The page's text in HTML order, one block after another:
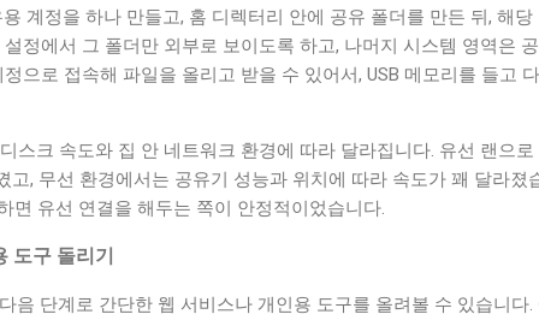
계정을 하나 만들고, 홈 디렉터리 안에 공유 폴더를 만든 뒤, 해
정에서 그 폴더만 외부로 보이도록 하고, 나머지 시스템 영역은
으로 접속해 파일을 올리고 받을 수 있어서, USB 메모리를 들고
스크 속도와 집 안 네트워크 환경에 따라 달라집니다. 유선 랜으
고, 무선 환경에서는 공유기 성능과 위치에 따라 속도가 꽤 달라졌
면 유선 연결을 해두는 쪽이 안정적이었습니다.
도구 돌리기
음 단계로 간단한 웹 서비스나 개인용 도구를 올려볼 수 있습니다